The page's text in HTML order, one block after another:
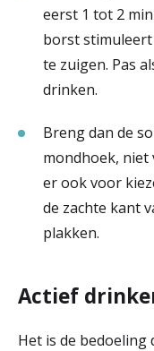
eerst 1 tot 2
borst
te zuigen. Pas
drinken.
Breng dan de
mondhoek,
er ook voor
de zachte kant
plakken.
Actief
Het is de